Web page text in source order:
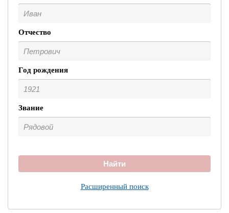
Отчество
Год рождения
Звание
Найти
Расширенный поиск